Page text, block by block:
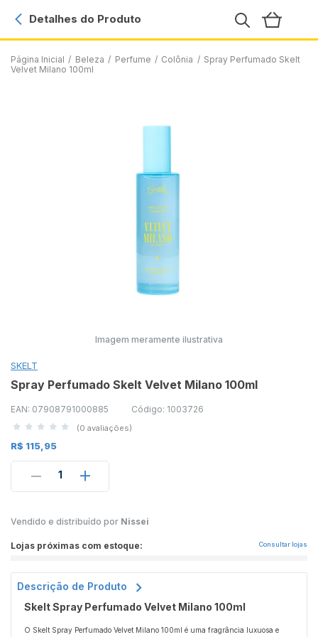
Página Inicial / Beleza / Perfume / Colônia / Spray Perfumado Skelt
Velvet Milano 100ml
Detalhes do Produto
Imagem meramente ilustrativa
SKELT
Spray Perfumado Skelt Velvet Milano 100ml
EAN: 07908791000885 Código: 1003726
(0 avaliações)
R$ 115,95
1
Vendido e distribuído por Nissei
Lojas próximas com estoque: Consultar lojas
Descrição de Produto
Skelt Spray Perfumado Velvet Milano 100ml
O Skelt Spray Perfumado Velvet Milano 100ml é uma fragrância luxuosa e